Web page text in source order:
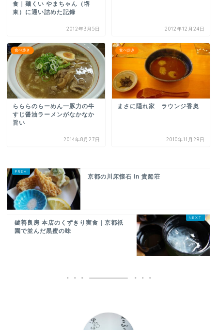
食｜麺くい やまちゃん（堺
東）に通い詰めた記録
2012年3月5日 2012年12月24日
食べ歩き
らららのらーめん一豚力の牛
すじ醤油ラーメンがなかなか
旨い
2014年8月27日
食べ歩き
まさに隠れ家 ラウンジ香奥
2010年11月29日
京都の川床懐石 in 貴船荘
鍵善良房 本店のくずきり実食｜京都祇
園で並んだ黒蜜の味